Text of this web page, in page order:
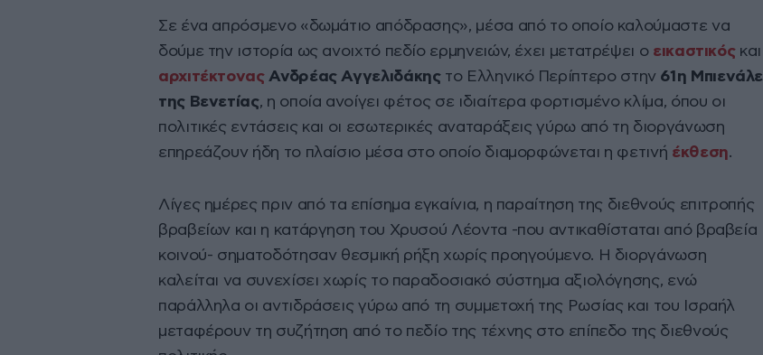
Σε ένα απρόσμενο «δωμάτιο απόδρασης», μέσα από το οποίο καλούμαστε να
δούμε την ιστορία ως ανοιχτό πεδίο ερμηνειών, έχει μετατρέψει ο εικαστικόςκαι
αρχιτέκτονας Ανδρέας Αγγελιδάκηςτο Ελληνικό Περίπτερο στην 61η Μπιενάλε
της Βενετίας, η οποία ανοίγει φέτος σε ιδιαίτερα φορτισμένο κλίμα, όπου οι
πολιτικές εντάσεις και οι εσωτερικές αναταράξεις γύρω από τη διοργάνωση
επηρεάζουν ήδη το πλαίσιο μέσα στο οποίο διαμορφώνεται η φετινή έκθεση.
Λίγες ημέρες πριν από τα επίσημα εγκαίνια, η παραίτηση της διεθνούς επιτροπής
βραβείων και η κατάργηση του Χρυσού Λέοντα -που αντικαθίσταται από βραβεία
κοινού- σηματοδότησαν θεσμική ρήξη χωρίς προηγούμενο. Η διοργάνωση
καλείται να συνεχίσει χωρίς το παραδοσιακό σύστημα αξιολόγησης, ενώ
παράλληλα οι αντιδράσεις γύρω από τη συμμετοχή της Ρωσίας και του Ισραήλ
μεταφέρουν τη συζήτηση από το πεδίο της τέχνης στο επίπεδο της διεθνούς